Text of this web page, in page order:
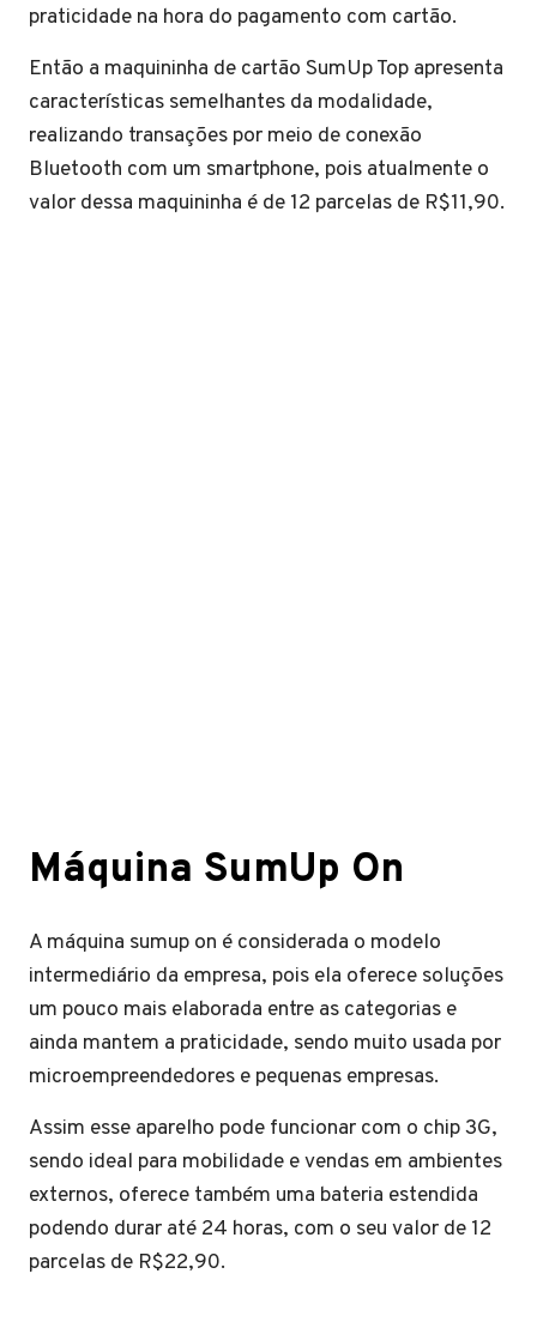
praticidade na hora do pagamento com cartão.
Então a maquininha de cartão SumUp Top apresenta
características semelhantes da modalidade,
realizando transações por meio de conexão
Bluetooth com um smartphone, pois atualmente o
valor dessa maquininha é de 12 parcelas de R$11,90.
Máquina SumUp On
A máquina sumup on é considerada o modelo
intermediário da empresa, pois ela oferece soluções
um pouco mais elaborada entre as categorias e
ainda mantem a praticidade, sendo muito usada por
microempreendedores e pequenas empresas.
Assim esse aparelho pode funcionar com o chip 3G,
sendo ideal para mobilidade e vendas em ambientes
externos, oferece também uma bateria estendida
podendo durar até 24 horas, com o seu valor de 12
parcelas de R$22,90.